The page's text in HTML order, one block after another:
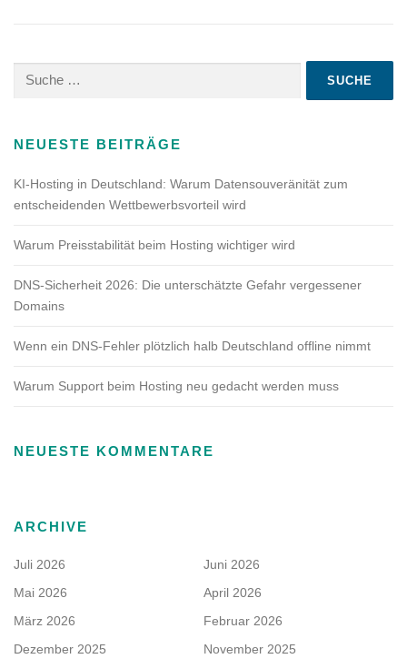
nach:
NEUESTE BEITRÄGE
KI-Hosting in Deutschland: Warum Datensouveränität zum
entscheidenden Wettbewerbsvorteil wird
Warum Preisstabilität beim Hosting wichtiger wird
DNS-Sicherheit 2026: Die unterschätzte Gefahr vergessener
Domains
Wenn ein DNS-Fehler plötzlich halb Deutschland offline nimmt
Warum Support beim Hosting neu gedacht werden muss
NEUESTE KOMMENTARE
ARCHIVE
Juli 2026
Juni 2026
Mai 2026
April 2026
März 2026
Februar 2026
Dezember 2025
November 2025